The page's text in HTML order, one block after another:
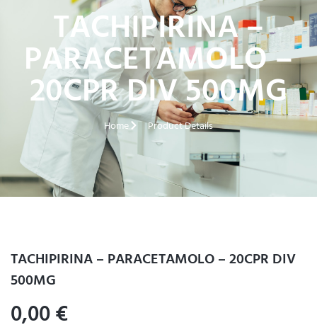
TACHIPIRINA –
PARACETAMOLO –
20CPR DIV 500MG
Home Product Details
TACHIPIRINA – PARACETAMOLO – 20CPR DIV
500MG
0,00€